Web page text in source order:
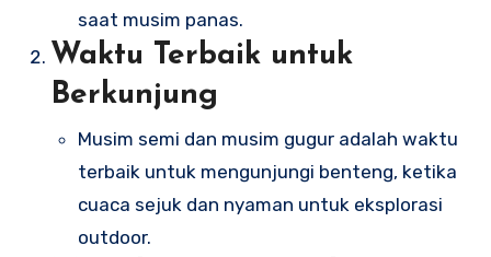
saat musim panas.
Waktu Terbaik untuk
Berkunjung
Musim semi dan musim gugur adalah waktu
terbaik untuk mengunjungi benteng, ketika
cuaca sejuk dan nyaman untuk eksplorasi
outdoor.